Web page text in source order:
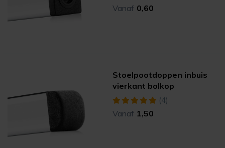
Vanaf 0,60
Stoelpootdoppen inbuis
vierkant bolkop
(4)
Vanaf 1,50